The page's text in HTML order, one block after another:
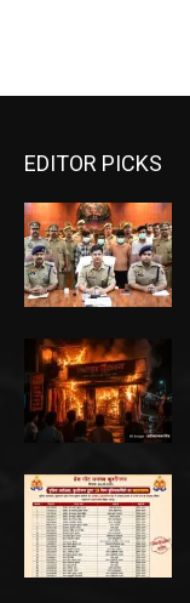
EDITOR PICKS